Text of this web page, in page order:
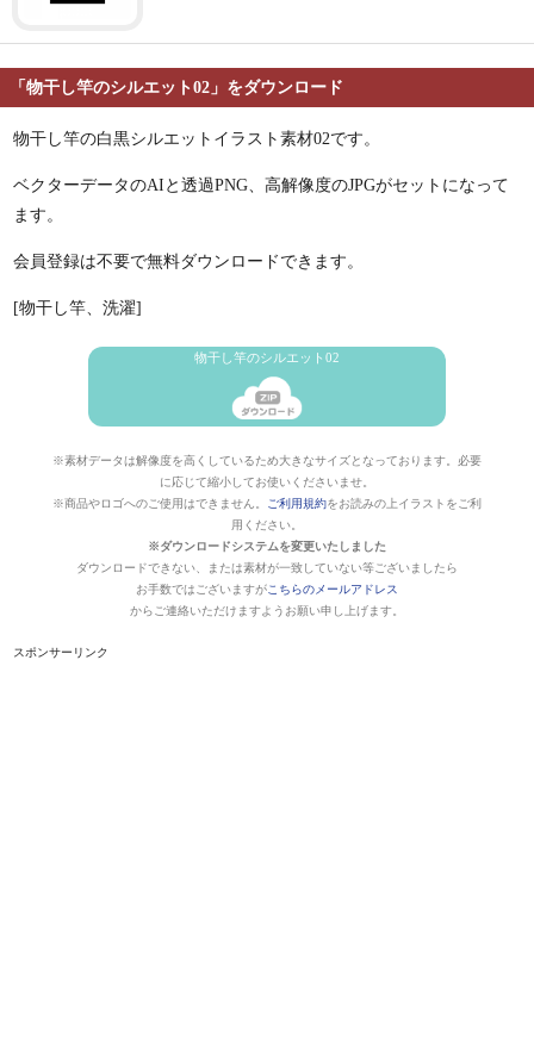
「物干し竿のシルエット02」をダウンロード
物干し竿の白黒シルエットイラスト素材02です。
ベクターデータのAIと透過PNG、高解像度のJPGがセットになって
ます。
会員登録は不要で無料ダウンロードできます。
[物干し竿、洗濯]
物干し竿のシルエット02
※素材データは解像度を高くしているため大きなサイズとなっております。必要
に応じて縮小してお使いくださいませ。
※商品やロゴへのご使用はできません。
ご利用規約をお読みの上イラストをご利
用ください。
※ダウンロードシステムを変更いたしました
ダウンロードできない、または素材が一致していない等ございましたら
お手数ではございますがこちらのメールアドレス
からご連絡いただけますようお願い申し上げます。
スポンサーリンク